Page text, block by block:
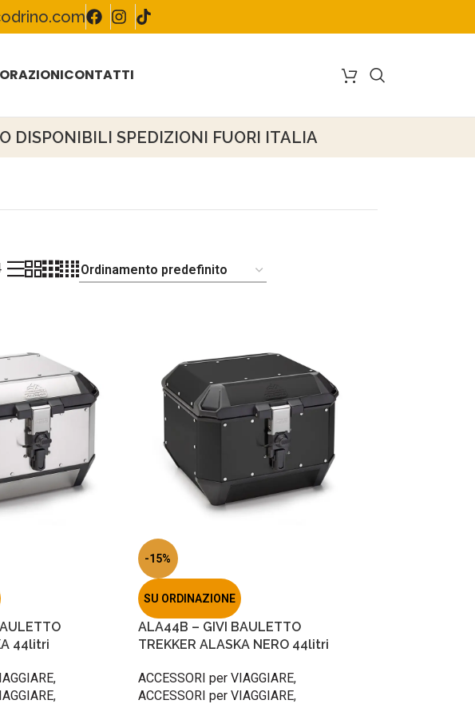
CONTATTI
DISPONIBILI SPEDIZIONI FUORI ITALIA
44litri
,
,
-15%
SU ORDINAZIONE
ALA44B – GIVI BAULETTO
TREKKER ALASKA NERO 44litri
ACCESSORI per VIAGGIARE,
ACCESSORI per VIAGGIARE,